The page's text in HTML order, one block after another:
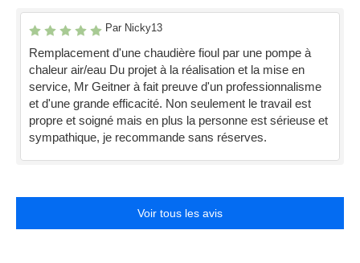
Par Nicky13
Remplacement d'une chaudière fioul par une pompe à
chaleur air/eau Du projet à la réalisation et la mise en
service, Mr Geitner à fait preuve d'un professionnalisme
et d'une grande efficacité. Non seulement le travail est
propre et soigné mais en plus la personne est sérieuse et
sympathique, je recommande sans réserves.
Voir tous les avis